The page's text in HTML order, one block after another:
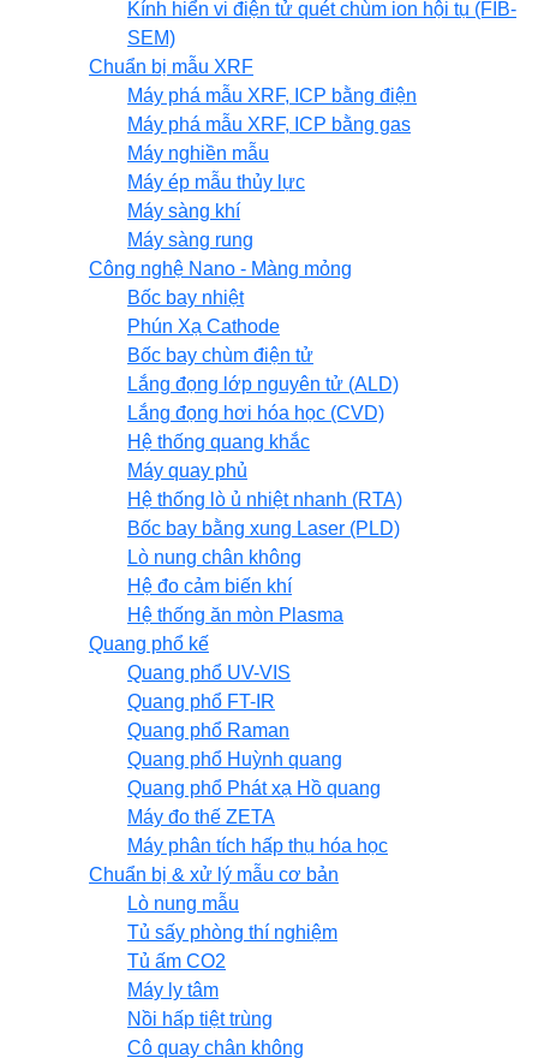
Kính hiển vi điện tử quét chùm ion hội tụ (FIB-
SEM)
Chuẩn bị mẫu XRF
Máy phá mẫu XRF, ICP bằng điện
Máy phá mẫu XRF, ICP bằng gas
Máy nghiền mẫu
Máy ép mẫu thủy lực
Máy sàng khí
Máy sàng rung
Công nghệ Nano - Màng mỏng
Bốc bay nhiệt
Phún Xạ Cathode
Bốc bay chùm điện tử
Lắng đọng lớp nguyên tử (ALD)
Lắng đọng hơi hóa học (CVD)
Hệ thống quang khắc
Máy quay phủ
Hệ thống lò ủ nhiệt nhanh (RTA)
Bốc bay bằng xung Laser (PLD)
Lò nung chân không
Hệ đo cảm biến khí
Hệ thống ăn mòn Plasma
Quang phổ kế
Quang phổ UV-VIS
Quang phổ FT-IR
Quang phổ Raman
Quang phổ Huỳnh quang
Quang phổ Phát xạ Hồ quang
Máy đo thế ZETA
Máy phân tích hấp thụ hóa học
Chuẩn bị & xử lý mẫu cơ bản
Lò nung mẫu
Tủ sấy phòng thí nghiệm
Tủ ấm CO2
Máy ly tâm
Nồi hấp tiệt trùng
Cô quay chân không